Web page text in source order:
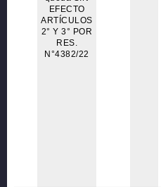
EFECTO
ARTÍCULOS
2° Y 3° POR
RES.
N°4382/22